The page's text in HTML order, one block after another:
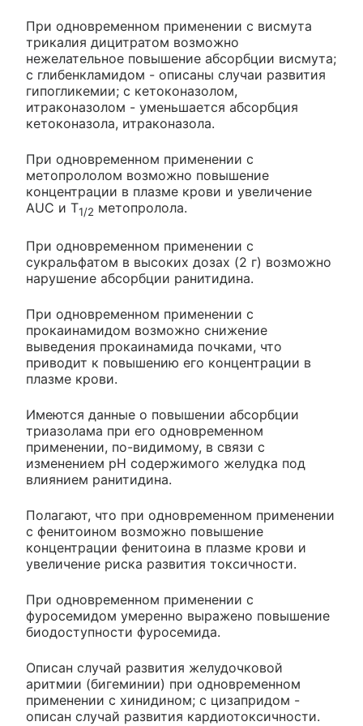
При одновременном применении с висмута
трикалия дицитратом возможно
нежелательное повышение абсорбции висмута;
с глибенкламидом - описаны случаи развития
гипогликемии; с кетоконазолом,
итраконазолом - уменьшается абсорбция
кетоконазола, итраконазола.
При одновременном применении с
метопрололом возможно повышение
концентрации в плазме крови и увеличение
AUC и T1/2 метопролола.
При одновременном применении с
сукральфатом в высоких дозах (2 г) возможно
нарушение абсорбции ранитидина.
При одновременном применении с
прокаинамидом возможно снижение
выведения прокаинамида почками, что
приводит к повышению его концентрации в
плазме крови.
Имеются данные о повышении абсорбции
триазолама при его одновременном
применении, по-видимому, в связи с
изменением pH содержимого желудка под
влиянием ранитидина.
Полагают, что при одновременном применении
с фенитоином возможно повышение
концентрации фенитоина в плазме крови и
увеличение риска развития токсичности.
При одновременном применении с
фуросемидом умеренно выражено повышение
биодоступности фуросемида.
Описан случай развития желудочковой
аритмии (бигеминии) при одновременном
применении с хинидином; с цизапридом -
описан случай развития кардиотоксичности.